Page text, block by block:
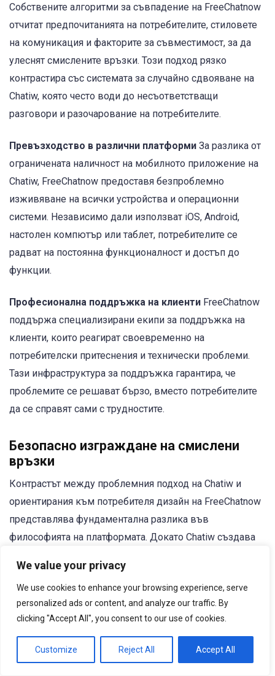
We value your privacy
We use cookies to enhance your browsing experience, serve
personalized ads or content, and analyze our traffic. By
clicking "Accept All", you consent to our use of cookies.
Customize Reject All Accept All
Собствените алгоритми за съвпадение на FreeChatnow
отчитат предпочитанията на потребителите, стиловете
на комуникация и факторите за съвместимост, за да
улеснят смислените връзки. Този подход рязко
контрастира със системата за случайно сдвояване на
Chatiw, която често води до несъответстващи
разговори и разочарование на потребителите.
Превъзходство в различни платформи За разлика от
ограничената наличност на мобилното приложение на
Chatiw, FreeChatnow предоставя безпроблемно
изживяване на всички устройства и операционни
системи. Независимо дали използват iOS, Android,
настолен компютър или таблет, потребителите се
радват на постоянна функционалност и достъп до
функции.
Професионална поддръжка на клиенти FreeChatnow
поддържа специализирани екипи за поддръжка на
клиенти, които реагират своевременно на
потребителски притеснения и технически проблеми.
Тази инфраструктура за поддръжка гарантира, че
проблемите се решават бързо, вместо потребителите
да се справят сами с трудностите.
Безопасно изграждане на смислени
връзки
Контрастът между проблемния подход на Chatiw и
ориентирания към потребителя дизайн на FreeChatnow
представлява фундаментална разлика във
философията на платформата. Докато Chatiw създава
FreeChatnow осигурява сигурност чрез всеобхватни
мерки за безопасност. Докато Chatiw разочарова с
технически проблеми и лошо потребителско
изживяване, FreeChatnow осигурява надеждност чрез
професионална инфраструктура и поддръжка.